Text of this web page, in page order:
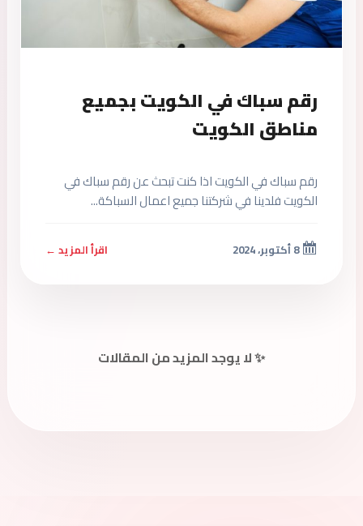
رقم سباك في الكويت بجميع
مناطق الكويت
رقم سباك في الكويت اذا كنت تبحث عن رقم سباك في
الكويت فلدينا في شركتنا جميع اعمال السباكة...
8 أكتوبر، 2024 اقرأ المزيد ←
✨ لا يوجد المزيد من المقالات